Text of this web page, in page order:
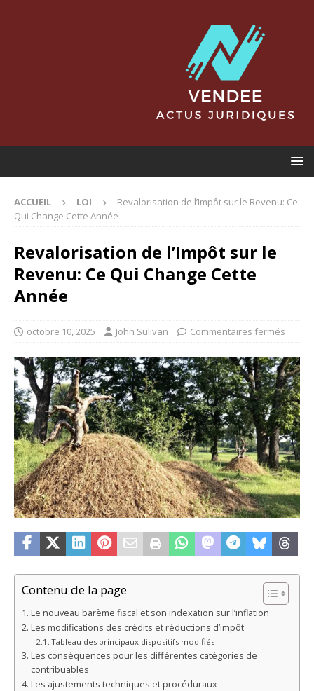
ACCUEIL LOI
Revalorisation de l’Impôt sur le Revenu: Ce
Qui Change Cette Année
Revalorisation de l’Impôt sur le
Revenu: Ce Qui Change Cette
Année
octobre 10, 2025 John Sulivan Commentaires fermés
Contenu de la page
Le nouveau barème fiscal et son indexation sur l’inflation
Les modifications des crédits et réductions d’impôt
Tableau des principaux dispositifs modifiés
Les conséquences pour les différentes catégories de
contribuables
Les ajustements techniques et procéduraux